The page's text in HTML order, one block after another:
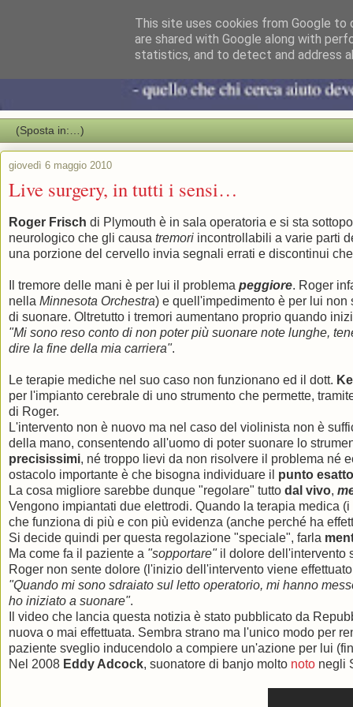
giovedì 6 maggio 2010
Live surgery, in tutti i sensi…
Roger Frisch di Plymouth è in sala operatoria e si sta
neurologico che gli causa tremori incontrollabili a varie parti
una porzione del cervello invia segnali errati e discontinui
Il tremore delle mani è per lui il problema peggiore. Roger
nella Minnesota Orchestra) e quell'impedimento è per lui
di suonare. Oltretutto i tremori aumentano proprio quando
"Mi sono reso conto di non poter più suonare note lunghe,
dire la fine della mia carriera".
Le terapie mediche nel suo caso non funzionano ed il dott.
per l'impianto cerebrale di uno strumento che permette,
di Roger.
L'intervento non è nuovo ma nel caso del violinista non è
della mano, consentendo all'uomo di poter suonare lo
precisissimi, né troppo lievi da non risolvere il problema né
ostacolo importante è che bisogna individuare il punto esatto
La cosa migliore sarebbe dunque "regolare" tutto dal vivo,
Vengono impiantati due elettrodi. Quando la terapia medica
che funziona di più e con più evidenza (anche perché ha
Si decide quindi per questa regolazione "speciale", farla
Ma come fa il paziente a "sopportare"il dolore dell'intervento
Roger non sente dolore (l'inizio dell'intervento viene
"Quando mi sono sdraiato sul letto operatorio, mi hanno
ho iniziato a suonare".
Il video che lancia questa notizia è stato pubblicato da
nuova o mai effettuata. Sembra strano ma l'unico modo per
paziente sveglio inducendolo a compiere un'azione per lui
Nel 2008 Eddy Adcock, suonatore di banjo molto noto negli
This site uses cookies from Google to
are shared with Google along with
statistics, and to detect and address